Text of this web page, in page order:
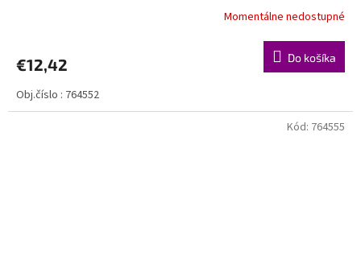
Momentálne nedostupné
€12,42 Do košíka
Obj.číslo : 764552
Kód: 764555